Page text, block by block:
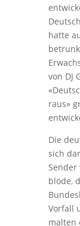
hatte
von DJ
raus»
Die
sich
Sender
blöde,
Vorfall
malten